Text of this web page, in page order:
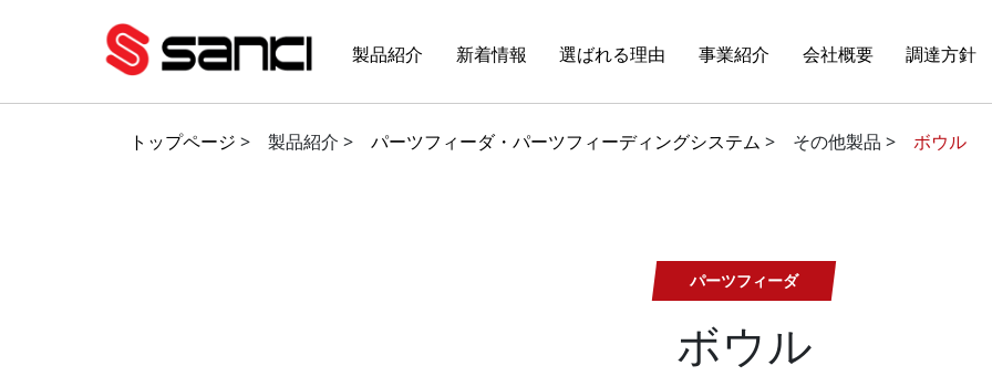
製品紹介 新着情報 選ばれる理由 事業紹介 会社概要 調達方針
トップページ > 製品紹介 > パーツフィーダ・パーツフィーディングシステム > その他製品 > ボウル
パーツフィーダ
ボウル